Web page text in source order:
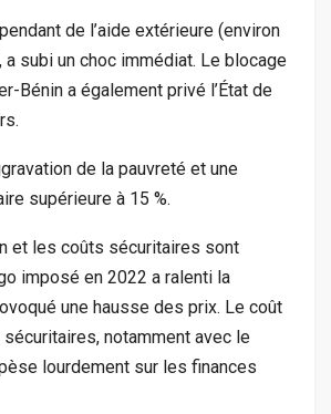
de l’aide extérieure (environ
a subi un choc immédiat. Le blocage
Bénin a également privé l’État de
de la pauvreté et une
supérieure à 15 %.
et les coûts sécuritaires sont
imposé en 2022 a ralenti la
une hausse des prix. Le coût
notamment avec le
lourdement sur les finances